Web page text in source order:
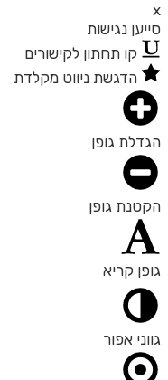
x
סייען נגישות
קו תחתון לקישורים
הדגשת ניווט מקלדת
הגדלת גופן
הקטנת גופן
גופן קריא
גווני אפור